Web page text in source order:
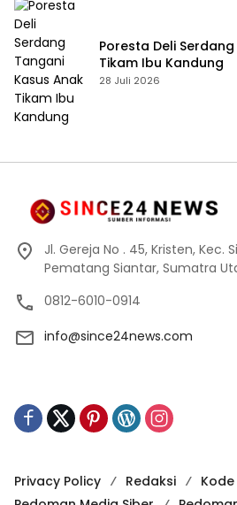
Poresta Deli
Tikam Ibu Kandung
28 Juli 2026
Jl. Gereja No . 45, Kristen, Kec.
Pematang Siantar, Sumatra
0812-6010-0914
info@since24news.com
Privacy Policy Redaksi
Kode